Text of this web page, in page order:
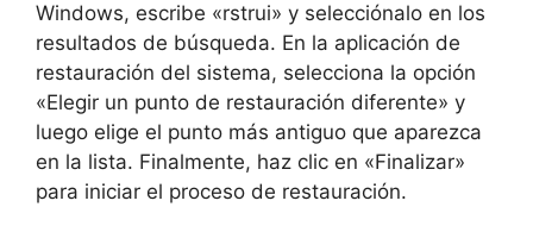
Windows, escribe «rstrui» y selecciónalo en los
resultados de búsqueda. En la aplicación de
restauración del sistema, selecciona la opción
«Elegir un punto de restauración diferente» y
luego elige el punto más antiguo que aparezca
en la lista. Finalmente, haz clic en «Finalizar»
para iniciar el proceso de restauración.